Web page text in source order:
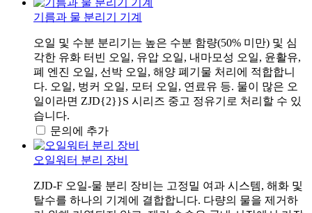
기름과 물 분리기 기계
오일 및 수분 분리기는 높은 수분 함량(50% 미만) 및 심
각한 유화 터빈 오일, 유압 오일, 내마모성 오일, 윤활유,
폐 엔진 오일, 선박 오일, 해양 폐기물 처리에 적합합니
다. 오일, 벙커 오일, 모터 오일, 연료유 등. 물이 많은 오
일이라면 ZJD{2}}S 시리즈 중고 정유기로 처리할 수 있
습니다.
문의에 추가
오일워터 분리 장비
ZJD-F 오일-물 분리 장비는 고정밀 여과 시스템, 해화 및
탈수를 하나의 기계에 결합합니다. 다량의 물을 제거하